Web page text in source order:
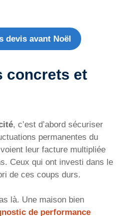
devis avant Noël
concrets et
, c’est d’abord sécuriser
permanentes du
leur facture multipliée
Ceux qui ont investi dans le
de ces coups durs.
là. Une maison bien
de performance